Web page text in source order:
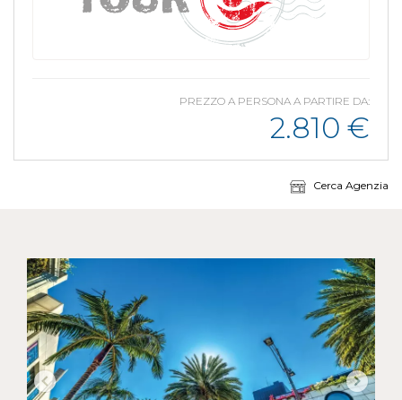
PREZZO A PERSONA A PARTIRE DA:
2.810 €
Cerca Agenzia